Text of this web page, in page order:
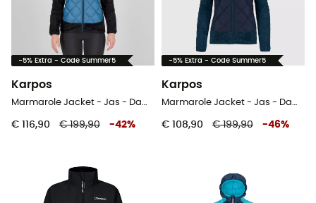
-5% Extra - Code Summer5
Karpos
€ 116,90 € 199,90 -42%
-5% Extra - Code Summer5
Karpos
€ 108,90 € 199,90 -46%